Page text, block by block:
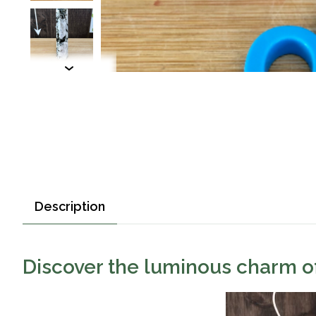
Description
Discover the luminous charm